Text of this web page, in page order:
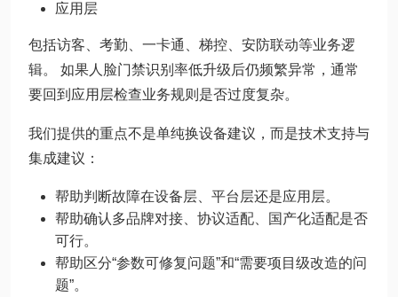
应用层
包括访客、考勤、一卡通、梯控、安防联动等业务逻
辑。 如果人脸门禁识别率低升级后仍频繁异常，通常
要回到应用层检查业务规则是否过度复杂。
我们提供的重点不是单纯换设备建议，而是技术支持与
集成建议：
帮助判断故障在设备层、平台层还是应用层。
帮助确认多品牌对接、协议适配、国产化适配是否
可行。
帮助区分“参数可修复问题”和“需要项目级改造的问
题”。